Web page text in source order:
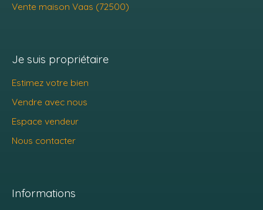
Vente maison Vaas (72500)
Je suis propriétaire
Estimez votre bien
Vendre avec nous
Espace vendeur
Nous contacter
Informations